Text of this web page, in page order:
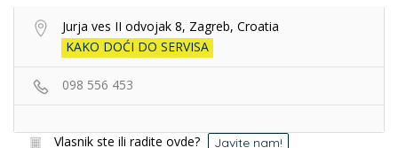
Jurja ves II odvojak 8, Zagreb, Croatia
KAKO DOĆI DO SERVISA
098 556 453
Vlasnik ste ili radite ovde? Javite nam!